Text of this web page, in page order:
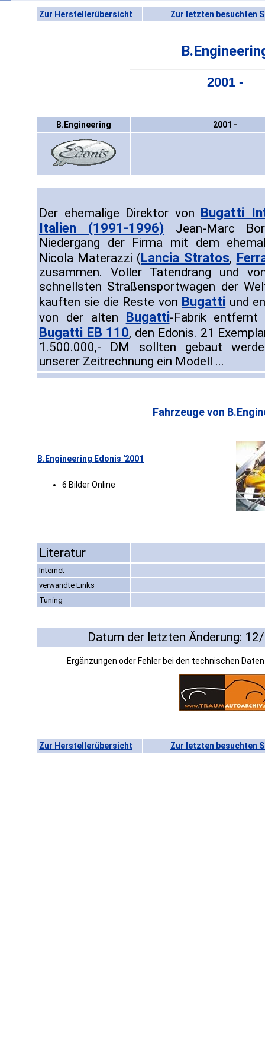
Zur Herstellerübersicht Zur letzten besuchten
2001 -
B.Engineering 2001 -
Der ehemalige Direktor von Bugatti
Italien (1991-1996) Jean-Marc
Niedergang der Firma mit dem
Nicola Materazzi (Lancia Stratos,
zusammen. Voller Tatendrang und
schnellsten Straßensportwagen der
kauften sie die Reste von Bugatti und
von der alten Bugatti-Fabrik entfernt
Bugatti EB 110, den Edonis. 21
1.500.000,- DM sollten gebaut
unserer Zeitrechnung ein Modell ...
Fahrzeuge von
B.Engineering Edonis '2001
6 Bilder Online
Literatur
Internet
verwandte Links
Tuning
Datum der letzten Änderung:
Ergänzungen oder Fehler bei den technischen
Zur Herstellerübersicht Zur letzten besuchten